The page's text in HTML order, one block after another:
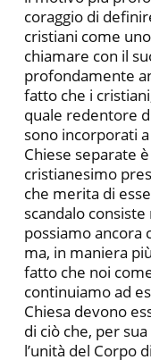
coraggio di
cristiani come
chiamare con il
profondamente
fatto che i
quale redentore
sono incorporati
Chiese separate
cristianesimo
che merita di
scandalo
possiamo ancora
ma, in maniera
fatto che noi
continuiamo ad
Chiesa devono
di ciò che, per
l’unità del Corpo